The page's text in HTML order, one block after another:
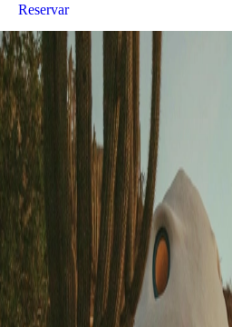
Reservar